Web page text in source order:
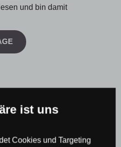
und bin damit
ist uns
Cookies und Targeting